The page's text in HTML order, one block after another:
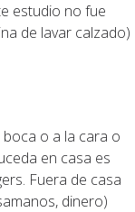
estudio no fue
de lavar calzado)
o a la cara o
en casa es
Fuera de casa
dinero)